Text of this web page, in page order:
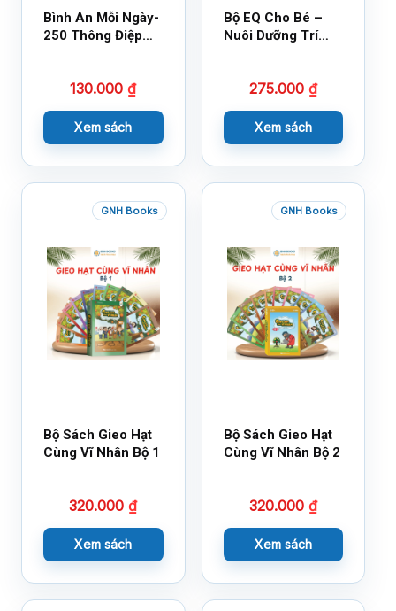
Bình An Mỗi Ngày-
250 Thông Điệp
130.000₫
Xem sách
Bộ EQ Cho Bé –
Nuôi Dưỡng Trí
275.000 ₫
Xem sách
GNH Books
Bộ Sách Gieo Hạt
Cùng Vĩ Nhân Bộ 1
320.000₫
Xem sách
GNH Books
Bộ Sách Gieo Hạt
Cùng Vĩ Nhân Bộ 2
320.000 ₫
Xem sách